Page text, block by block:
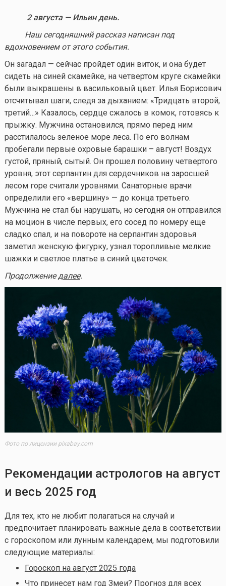
2 августа — Ильин день.
Наш сегодняшний рассказ написан под
вдохновением от этого события.
Он загадал — сейчас пройдет один виток, и она будет
сидеть на синей скамейке, на четвертом круге скамейки
были выкрашены в васильковый цвет. Илья Борисович
отсчитывал шаги, следя за дыханием: «Тридцать второй,
третий…» Казалось, сердце сжалось в комок, готовясь к
прыжку. Мужчина остановился, прямо перед ним
расстилалось зеленое море леса. По его волнам
пробегали первые охровые барашки – август! Воздух
густой, пряный, сытый. Он прошел половину четвертого
уровня, этот серпантин для сердечников на заросшей
лесом горе считали уровнями. Санаторные врачи
определили его «вершину» — до конца третьего.
Мужчина не стал бы нарушать, но сегодня он отправился
на моцион в числе первых, его сосед по номеру еще
сладко спал, и на повороте на серпантин здоровья
заметил женскую фигурку, узнал торопливые мелкие
шажки и светлое платье в синий цветочек.
Продолжениедалее.
Фото по лицензии pixabay.com
Рекомендации астрологов на август
и весь 2025 год
Для тех, кто не любит полагаться на случай и
предпочитает планировать важные дела в соответствии
с гороскопом или лунным календарем, мы подготовили
следующие материалы:
Гороскоп на август 2025 года
Что принесет нам год Змеи? Прогноз для всех